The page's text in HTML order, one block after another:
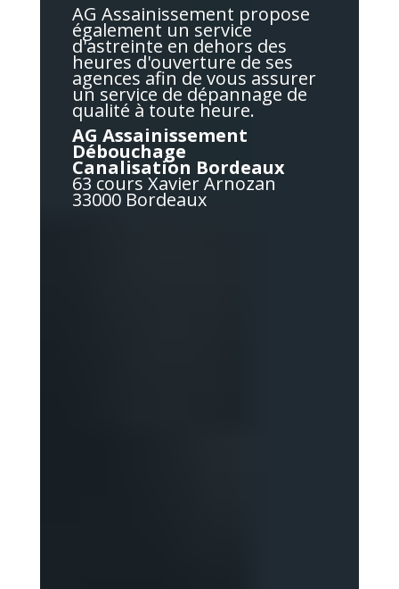
AG Assainissement propose
également un service
d'astreinte en dehors des
heures d'ouverture de ses
agences afin de vous assurer
un service de dépannage de
qualité à toute heure.
AG Assainissement
Débouchage
Canalisation Bordeaux
63 cours Xavier Arnozan
33000 Bordeaux